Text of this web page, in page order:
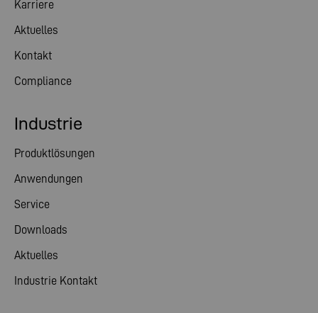
Karriere
Aktuelles
Kontakt
Compliance
Industrie
Produktlösungen
Anwendungen
Service
Downloads
Aktuelles
Industrie Kontakt